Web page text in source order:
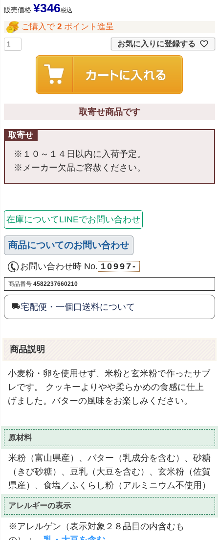
販売価格 ¥346税込
ご購入で 2 ポイント進呈
お気に入りに登録する
取寄せ商品です
取寄せ
※１０～１４日以内に入荷予定。
※メーカー欠品ご容赦ください。
在庫についてLINEでお問い合わせ
商品についてのお問い合わせ
お問い合わせ時 No. 10997-
商品番号 4582237660210
宅配便・一個口送料について
商品説明
小麦粉・卵を使用せず、米粉と玄米粉で作ったサブ
レです。 クッキーよりやや柔らかめの食感に仕上
げました。バターの風味をお楽しみください。
原材料
米粉（富山県産）、バター（乳成分を含む）、砂糖
（きび砂糖）、豆乳（大豆を含む）、玄米粉（佐賀
県産）、食塩／ふくらし粉（アルミニウム不使用）
アレルギーの表示
※アレルゲン（表示対象２８品目の内含むも